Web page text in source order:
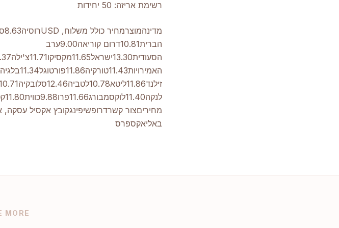
רשימת אריזה: 50 יחידות
הברית10.81דרום קוריאה9.00ערב
מחיריםצור קשרדרופשיפינגקובץ אקסיל עסקה,
באליאקספרס
MORE